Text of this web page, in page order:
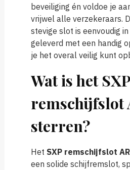
beveiliging én voldoe je
vrijwel alle verzekeraars.
stevige slot is eenvoudig
geleverd met een handig
je het overal veilig kunt
Wat is het SXP
remschijfslot
sterren?
Het SXP remschijfslot
een solide schijfremslot,